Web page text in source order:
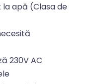
apă (Clasa de
230V AC